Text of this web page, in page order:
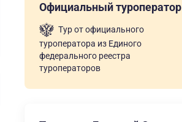
Официальный туроператор
Тур от официального
туроператора из Единого
федерального реестра
туроператоров